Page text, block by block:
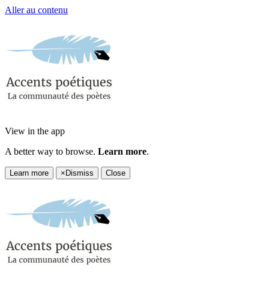
Aller au contenu
View in the app
A better way to browse. Learn more.
Learn more × Dismiss Close